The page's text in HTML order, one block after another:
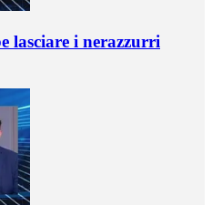
lasciare i nerazzurri